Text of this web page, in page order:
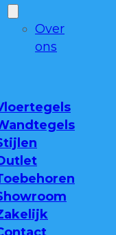
Over
ons